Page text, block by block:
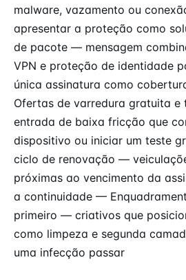
malware, vazamento ou
apresentar a proteção como
de pacote — mensagem
VPN e proteção de identidade
única assinatura como
Ofertas de varredura gratuita
entrada de baixa fricção que
dispositivo ou iniciar um teste
ciclo de renovação —
próximas ao vencimento da
a continuidade —
primeiro — criativos que
como limpeza e segunda
uma infecção passar